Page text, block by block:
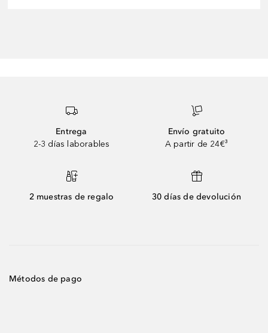
Entrega
2-3 días laborables
Envío gratuito
A partir de 24€³
2 muestras de regalo 30 días de devolución
Métodos de pago